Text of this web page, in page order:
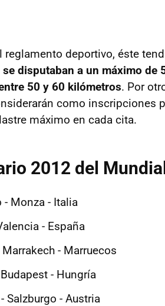
reglamento deportivo, éste
se disputaban a un máximo
50 y 60 kilómetros. Por
como inscripciones
máximo en cada cita.
2012 del
- Monza - Italia
- España
- Marruecos
- Hungría
Salzburgo - Austria